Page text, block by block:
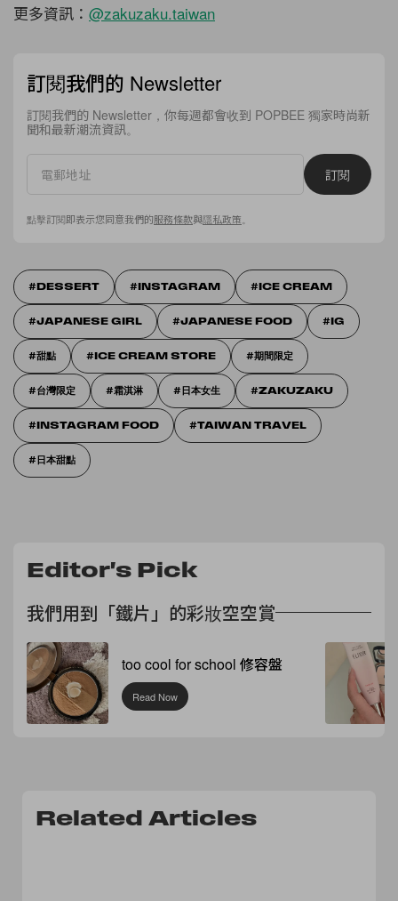
更多資訊： @zakuzaku.taiwan
訂閱我們的 Newsletter
訂閱我們的 Newsletter，你每週都會收到 POPBEE 獨家時尚新
聞和最新潮流資訊。
訂閱
點擊訂閱即表示您同意我們的服務條款與隱私政策
DESSERT INSTAGRAM ICE CREAM
JAPANESE GIRL JAPANESE FOOD IG
甜點 ICE CREAM STORE 期間限定
台灣限定 霜淇淋 日本女生 ZAKUZAKU
INSTAGRAM FOOD TAIWAN TRAVEL
日本甜點
Editor's Pick
我們用到「鐵片」的彩妝空空賞
too cool for school 修容盤
Read Now
Related Articles